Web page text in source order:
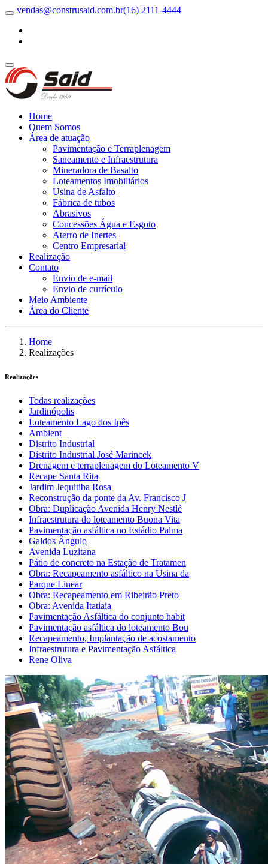
vendas@construsaid.com.br(16) 2111-4444
Home
Quem Somos
Área de atuação
Pavimentação e Terraplenagem
Saneamento e Infraestrutura
Mineradora de Basalto
Loteamentos Imobiliários
Usina de Asfalto
Fábrica de tubos
Abrasivos
Concessões Água e Esgoto
Aterro de Inertes
Centro Empresarial
Realização
Contato
Envio de e-mail
Envio de currículo
Meio Ambiente
Área do Cliente
Home
Realizações
Realizações
Todas realizações
Jardinópolis
Loteamento Lago dos Ipês
Ambient
Distrito Industrial
Distrito Industrial José Marincek
Drenagem e terraplenagem do Loteamento V
Recape Santa Rita
Jardim Jequitiba Rosa
Reconstrução da ponte da Av. Francisco J
Obra: Duplicação Avenida Henry Nestlé
Infraestrutura do loteamento Buona Vita
Pavimentação asfáltica no Estádio Palma
Galdos Ângulo
Avenida Luzitana
Pátio de concreto na Estação de Tratamen
Obra: Recapeamento asfáltico na Usina da
Parque Linear
Obra: Recapeamento em Ribeirão Preto
Obra: Avenida Itatiaia
Pavimentação Asfáltica do conjunto habit
Pavimentação asfáltica do loteamento Bou
Recapeamento, Implantação de acostamento
Infraestrutura e Pavimentação Asfáltica
Rene Oliva